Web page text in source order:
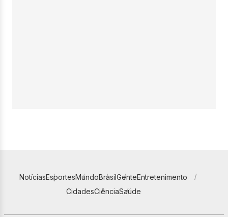
NotíciasEsportesMundoBrasilGenteEntretenimento
CidadesCiênciaSaúde